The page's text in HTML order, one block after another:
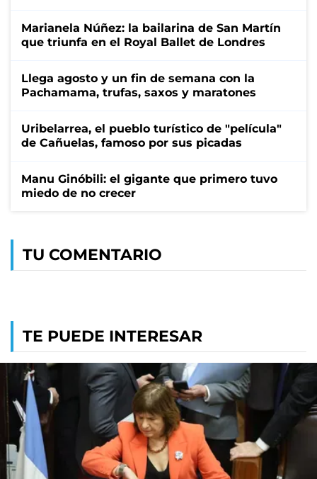
Marianela Núñez: la bailarina de San Martín
que triunfa en el Royal Ballet de Londres
Llega agosto y un fin de semana con la
Pachamama, trufas, saxos y maratones
Uribelarrea, el pueblo turístico de "película"
de Cañuelas, famoso por sus picadas
Manu Ginóbili: el gigante que primero tuvo
miedo de no crecer
TU COMENTARIO
TE PUEDE INTERESAR